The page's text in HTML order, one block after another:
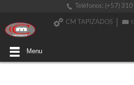
Teléfonos: (+57)
CM TAPIZADOS
Menu